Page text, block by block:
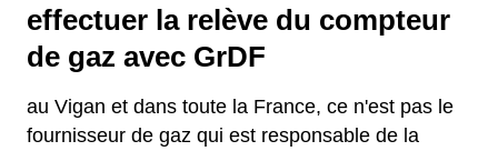
effectuer la relève du compteur
de gaz avec GrDF
au Vigan et dans toute la France, ce n'est pas le
fournisseur de gaz qui est responsable de la